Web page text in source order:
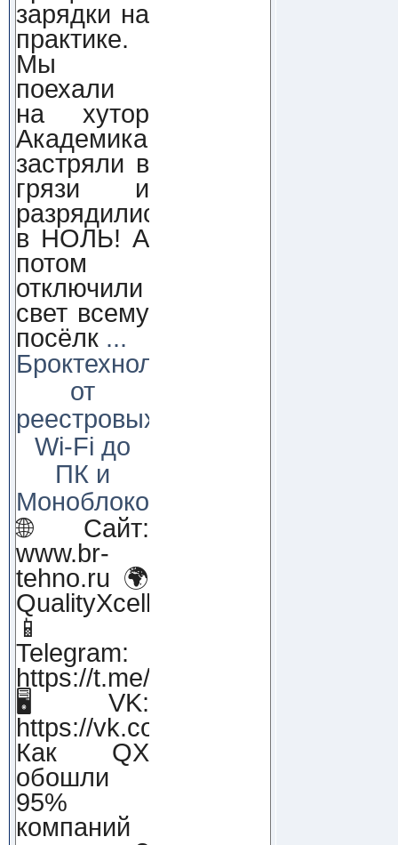
зарядки на
практике.
Мы
поехали
на хутор
Академика,
застряли в
грязи и
разрядились
в НОЛЬ! А
потом
отключили
свет всему
посёлк ...
Броктехнолоджи:
от
реестровых
Wi-Fi до
ПК и
Моноблоков!
🌐 Сайт:
www.br-
tehno.ru 🌍
QualityXcellence.ru
📱
Telegram:
https://t.me/qx_lab_IT
🖥 VK:
https://vk.com/qualityxcellenc
Как QX
обошли
95%
компаний